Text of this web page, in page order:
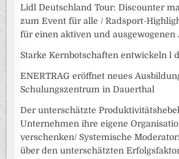
Lidl Deutschland Tour: Discounter
zum Event für alle / Radsport-
für einen aktiven und ausgewogenen
Starke Kernbotschaften entwickeln l
ENERTRAG eröffnet neues
Schulungszentrum in Dauerthal
Der unterschätzte
Unternehmen ihre eigene
verschenken/ Systemische
über den unterschätzten